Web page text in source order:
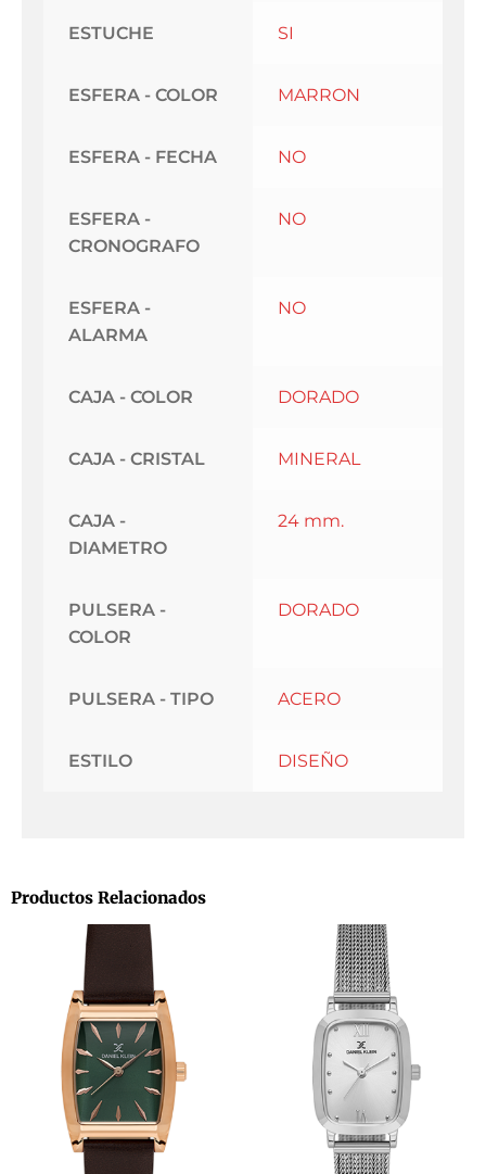
ESTUCHE SI
ESFERA - COLOR MARRON
ESFERA - FECHA NO
ESFERA -
CRONOGRAFO
NO
ESFERA -
ALARMA
NO
CAJA - COLOR DORADO
CAJA - CRISTAL MINERAL
CAJA -
DIAMETRO
24 mm.
PULSERA -
COLOR
DORADO
PULSERA - TIPO ACERO
ESTILO DISEÑO
Productos Relacionados